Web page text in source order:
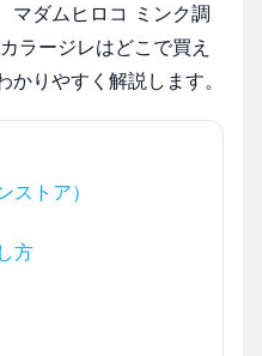
ダムヒロコ ミンク調
ラージレはどこで買え
りやすく解説します。
ストア）
方